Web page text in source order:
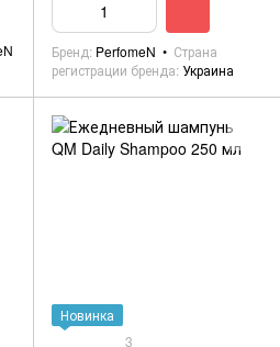
Бренд PerfomeN
Страна
регистрации бренда Украина
Новинка
3